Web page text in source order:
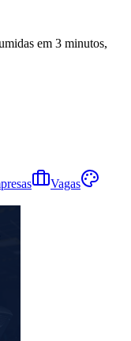
em 3 minutos,
Vagas